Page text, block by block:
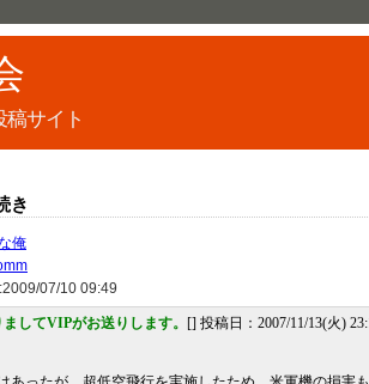
サイト
き
俺
2009/07/10 09:49
してVIPがお送りします。 [] 投稿日：2007/11/13(火)